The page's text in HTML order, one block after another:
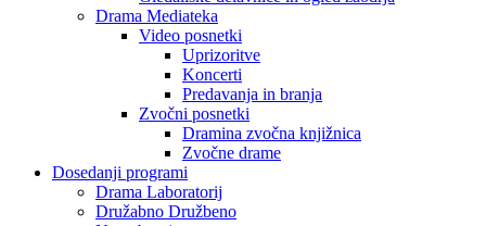
Drama Mediateka
Video posnetki
Uprizoritve
Koncerti
Predavanja in branja
Zvočni posnetki
Dramina zvočna knjižnica
Zvočne drame
Dosedanji programi
Drama Laboratorij
Družabno Družbeno